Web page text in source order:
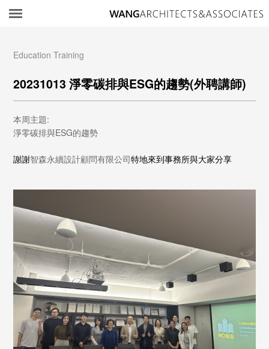
Education Training
20231013 淨零碳排與ESG的趨勢(外聘講師)
本周主題:
淨零碳排與ESG的趨勢
謝謝智森永續設計顧問有限公司特地來到事務所與大家分享